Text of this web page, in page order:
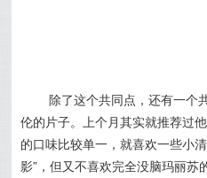
除了这个共同点，还有一个
伦的片子。上个月其实就推荐过
的口味比较单一，就喜欢一些小
影”，但又不喜欢完全没脑玛丽苏